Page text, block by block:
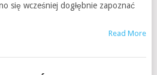
się wcześniej dogłębnie zapoznać
Read More